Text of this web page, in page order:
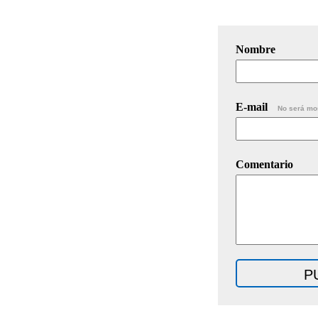
Nombre
E-mail No será
Comentario